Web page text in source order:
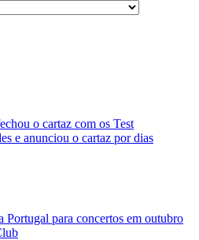
o cartaz com os Test
e anunciou o cartaz por dias
Portugal para concertos em outubro